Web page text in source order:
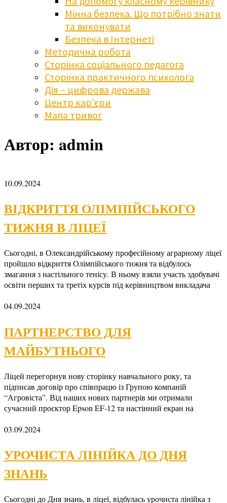
Мінна безпека. Що потрібно знати
та виконувати
Безпека в Інтернеті
Методична робота
Сторінка соціального педагога
Сторінка практичного психолога
Дія – цифрова держава
Центр кар’єри
Мапа тривог
Автор: admin
10.09.2024
ВІДКРИТТЯ ОЛІМПІЙСЬКОГО
ТИЖНЯ В ЛІЦЕЇ
Сьогодні, в Олександрійському професійному аграрному ліцеї
пройшло відкриття Олімпійського тижня та відбулось
змагання з настільного тенісу. В ньому взяли участь здобувачі
освіти перших та третіх курсів під керівництвом викладача
04.09.2024
ПАРТНЕРСТВО ДЛЯ
МАЙБУТНЬОГО
Ліцей перегорнув нову сторінку навчального року, та
підписав договір про співпрацю із Групою компаній
“Агровіста”. Від наших нових партнерів ми отримали
сучасний проєктор Epson EF-12 та настінний екран на
03.09.2024
УРОЧИСТА ЛІНІЙКА ДО ДНЯ
ЗНАНЬ
Сьогодні до Дня знань, в ліцеї, відбулась урочиста лінійка з